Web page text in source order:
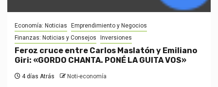
Economía: Noticias
Emprendimiento y Negocios
Finanzas: Noticias y Consejos
Inversiones
Feroz cruce entre Carlos Maslatón y Emiliano
Giri: «GORDO CHANTA. PONÉ LA GUITA VOS»
4 días Atrás Noti-economía